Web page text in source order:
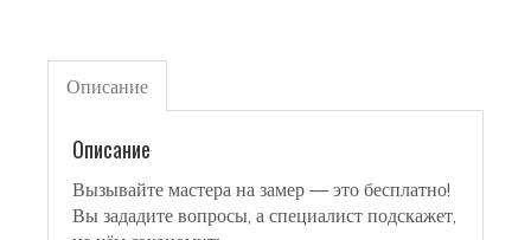
Описание
Описание
Вызывайте мастера на замер — это бесплатно!
Вы зададите вопросы, а специалист подскажет,